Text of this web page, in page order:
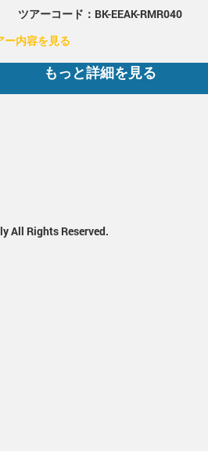
ツアーコード：BK-EEAK-RMR040
ー内容を見る
もっと詳細を見る
All Rights Reserved.